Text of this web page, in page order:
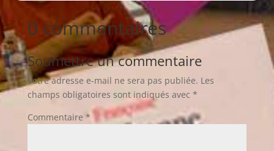
0 commentaires
Soumettre un commentaire
Votre adresse e-mail ne sera pas publiée. Les
champs obligatoires sont indiqués avec *
Commentaire *